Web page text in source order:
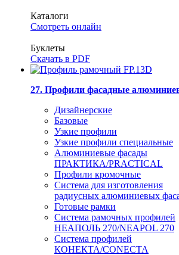
Каталоги
Смотреть онлайн
Буклеты
Скачать в PDF
27. Профили фасадные
Дизайнерские
Базовые
Узкие профили
Узкие профили специальные
Алюминиевые фасады
ПРАКТИКА/PRACTICAL
Профили кромочные
Система для изготовления
радиусных алюминиевых
Готовые рамки
Система рамочных профилей
НЕАПОЛЬ 270/NEAPOL 270
Система профилей
КОНЕКТА/CONECTA